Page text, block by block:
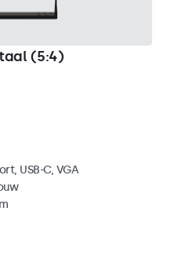
(5:4)
USB-C, VGA